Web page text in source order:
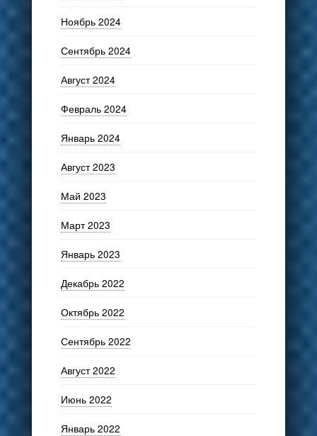
Ноябрь 2024
Сентябрь 2024
Август 2024
Февраль 2024
Январь 2024
Август 2023
Май 2023
Март 2023
Январь 2023
Декабрь 2022
Октябрь 2022
Сентябрь 2022
Август 2022
Июнь 2022
Январь 2022